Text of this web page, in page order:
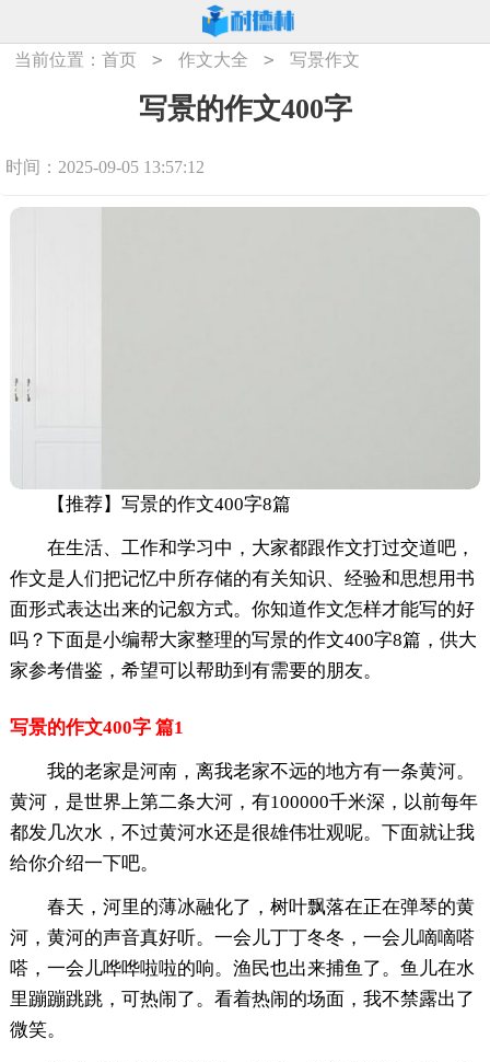
当前位置：首页 > 作文大全 > 写景作文
写景的作文400字
时间：2025-09-05 13:57:12
【推荐】写景的作文400字8篇
在生活、工作和学习中，大家都跟作文打过交道吧，
作文是人们把记忆中所存储的有关知识、经验和思想用书
面形式表达出来的记叙方式。你知道作文怎样才能写的好
吗？下面是小编帮大家整理的写景的作文400字8篇，供大
家参考借鉴，希望可以帮助到有需要的朋友。
写景的作文400字 篇1
我的老家是河南，离我老家不远的地方有一条黄河。
黄河，是世界上第二条大河，有100000千米深，以前每年
都发几次水，不过黄河水还是很雄伟壮观呢。下面就让我
给你介绍一下吧。
春天，河里的薄冰融化了，树叶飘落在正在弹琴的黄
河，黄河的声音真好听。一会儿丁丁冬冬，一会儿嘀嘀嗒
嗒，一会儿哗哗啦啦的响。渔民也出来捕鱼了。鱼儿在水
里蹦蹦跳跳，可热闹了。看着热闹的场面，我不禁露出了
微笑。